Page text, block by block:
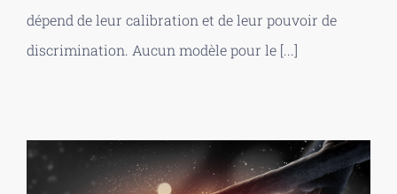
dépend de leur calibration et de leur pouvoir de
discrimination. Aucun modèle pour le [...]